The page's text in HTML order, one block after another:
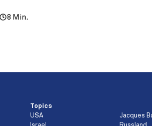
8 Min.
Topics
USA
Jacques